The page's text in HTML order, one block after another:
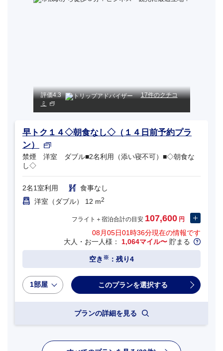
評価4.3
17件のクチコ
ミ
早トク１４◇朝食なし◇（１４日前予約プラ
ン）
禁煙 洋室 ダブル■2名利用（添い寝不可）■◇朝食な
し◇
2名1室利用
食事なし
洋室（ダブル） 12 m2
フライト＋宿泊合計の目安 107,600 円
08月05日01時36分現在の情報です
大人・お一人様： 1,064マイル〜 貯まる
空き ※ ：残り4
1部屋
プランの詳細を見る